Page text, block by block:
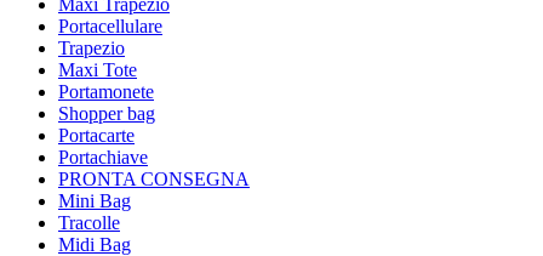
Maxi Trapezio
Portacellulare
Trapezio
Maxi Tote
Portamonete
Shopper bag
Portacarte
Portachiave
PRONTA CONSEGNA
Mini Bag
Tracolle
Midi Bag